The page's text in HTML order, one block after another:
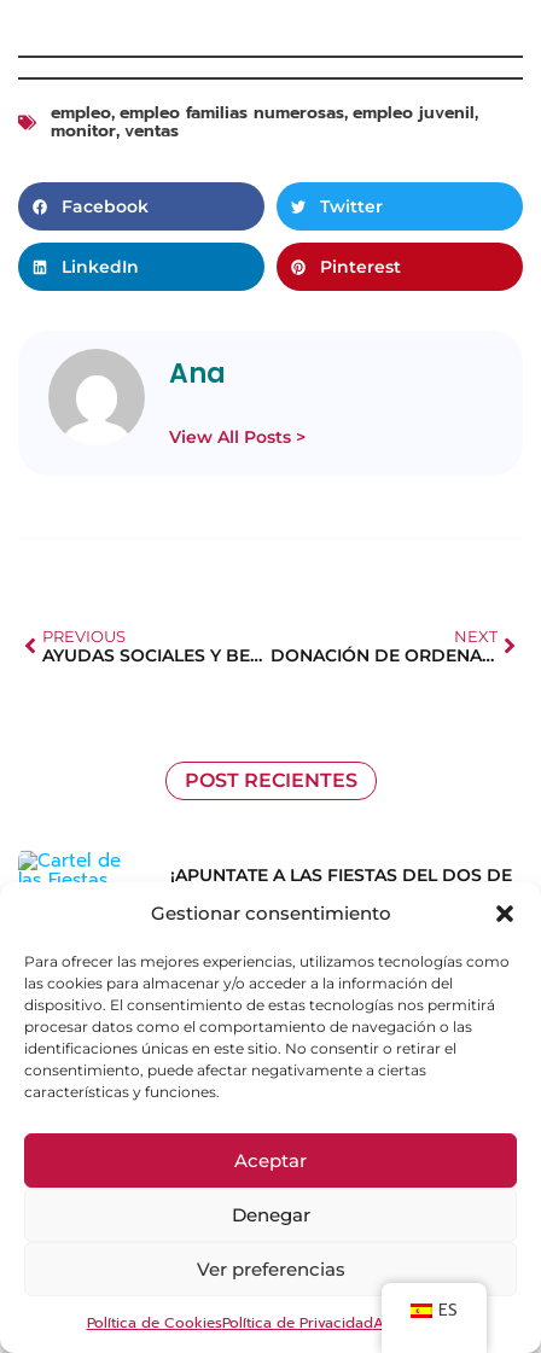
Gestionar consentimiento
Para ofrecer las mejores experiencias, utilizamos tecnologías como
las cookies para almacenar y/o acceder a la información del
dispositivo. El consentimiento de estas tecnologías nos permitirá
procesar datos como el comportamiento de navegación o las
identificaciones únicas en este sitio. No consentir o retirar el
consentimiento, puede afectar negativamente a ciertas
características y funciones.
Aceptar
Denegar
Ver preferencias
Política de CookiesPolítica de PrivacidadAviso Legal
empleo, empleo familias numerosas, empleo juvenil,
monitor, ventas
Facebook Twitter
LinkedIn Pinterest
Ana
View All Posts >
PREVIOUS
AYUDAS SOCIALES Y BECAS
NEXT
DONACIÓN DE ORDENADORES PORTÁTILES
POST RECIENTES
¡APUNTATE A LAS FIESTAS DEL DOS DE
abril 27, 2023 No hay comentarios
RENOVACIÓN AUTOMÁTICA PARA LOS
TITULOS DE FAMILIA NUMEROSA EN LA
CAM
mayo 8, 2023 No hay comentarios
2021
ES